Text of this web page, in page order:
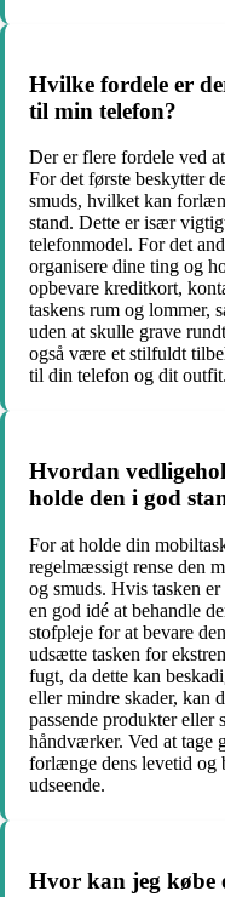
Hvilke fordele er
til min telefon?
Der er flere fordele ved
For det første beskytter
smuds, hvilket kan
stand. Dette er især
telefonmodel. For det
organisere dine ting og
opbevare kreditkort,
taskens rum og lommer,
uden at skulle grave
også være et stilfuldt
til din telefon og dit outfit.
Hvordan
holde den i god
For at holde din
regelmæssigt rense den
og smuds. Hvis tasken
en god idé at behandle
stofpleje for at bevare
udsætte tasken for
fugt, da dette kan
eller mindre skader, kan
passende produkter eller
håndværker. Ved at tage
forlænge dens levetid og
udseende.
Hvor kan jeg købe